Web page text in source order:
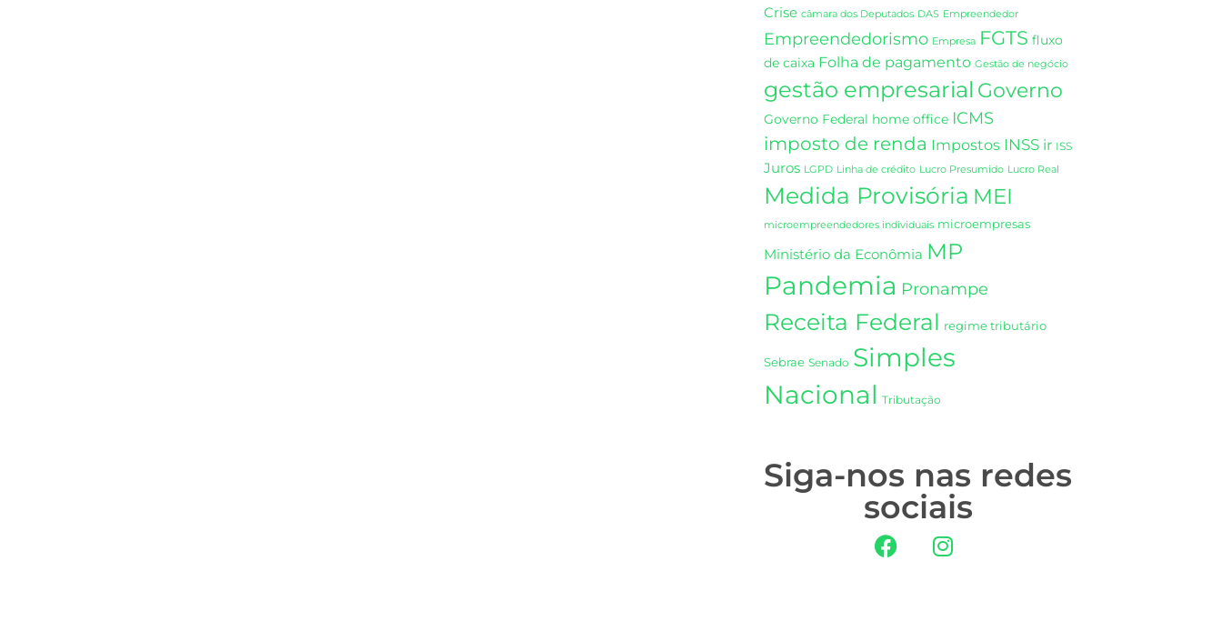
Crise câmara dos Deputados DAS Empreendedor
Empreendedorismo Empresa FGTS fluxo
de caixa Folha de pagamento Gestão de negócio
gestão empresarial Governo
Governo Federal home office ICMS
imposto de renda Impostos INSS ir ISS
Juros LGPD Linha de crédito Lucro Presumido Lucro Real
Medida Provisória MEI
microempreendedores individuais microempresas
Ministério da Econômia MP
Pandemia Pronampe
Receita Federal regime tributário
Sebrae Senado Simples
Nacional Tributação
Siga-nos nas redes
sociais